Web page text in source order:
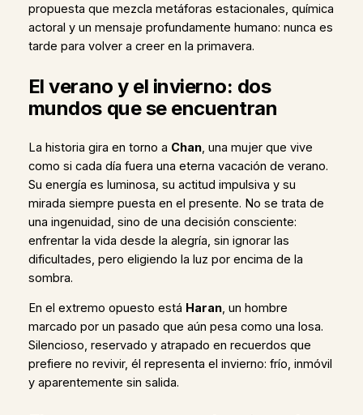
propuesta que mezcla metáforas estacionales, química
actoral y un mensaje profundamente humano: nunca es
tarde para volver a creer en la primavera.
El verano y el invierno: dos
mundos que se encuentran
La historia gira en torno a Chan, una mujer que vive
como si cada día fuera una eterna vacación de verano.
Su energía es luminosa, su actitud impulsiva y su
mirada siempre puesta en el presente. No se trata de
una ingenuidad, sino de una decisión consciente:
enfrentar la vida desde la alegría, sin ignorar las
dificultades, pero eligiendo la luz por encima de la
sombra.
En el extremo opuesto está Haran, un hombre
marcado por un pasado que aún pesa como una losa.
Silencioso, reservado y atrapado en recuerdos que
prefiere no revivir, él representa el invierno: frío, inmóvil
y aparentemente sin salida.